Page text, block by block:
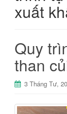
xuất
Quy
than
3 Tháng Tư,